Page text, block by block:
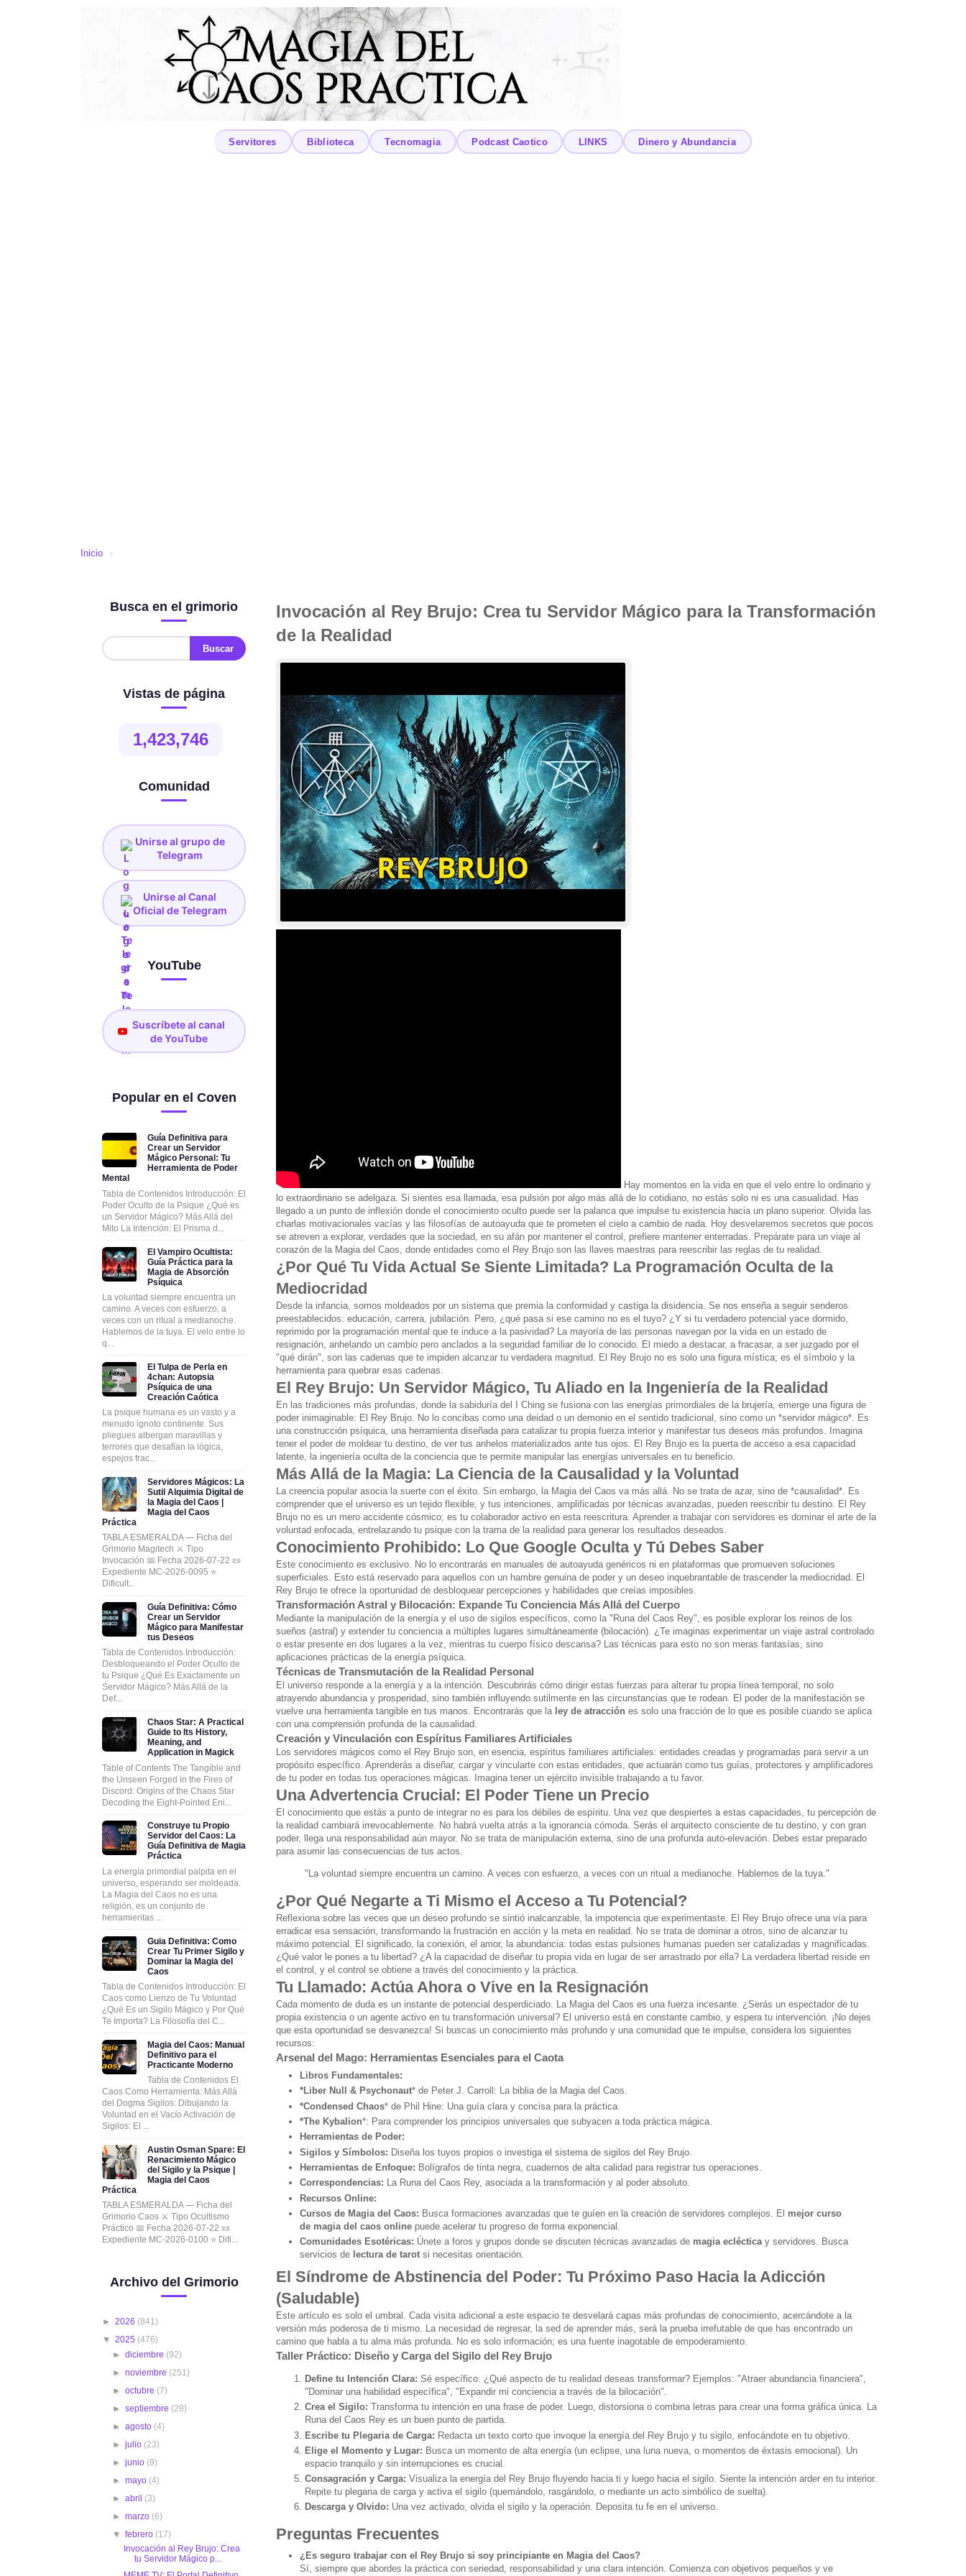
Servitores Biblioteca Tecnomagia Podcast Caotico LINKS Dinero y Abundancia
Inicio ›
Invocación al Rey Brujo: Crea tu Servidor Mágico para la Transformación
de la Realidad
Hay momentos en la vida en que el velo entre lo ordinario y
lo extraordinario se adelgaza. Si sientes esa llamada, esa pulsión por algo más allá de lo cotidiano, no estás solo ni es una casualidad. Has
llegado a un punto de inflexión donde el conocimiento oculto puede ser la palanca que impulse tu existencia hacia un plano superior. Olvida las
charlas motivacionales vacías y las filosofías de autoayuda que te prometen el cielo a cambio de nada. Hoy desvelaremos secretos que pocos
se atreven a explorar, verdades que la sociedad, en su afán por mantener el control, prefiere mantener enterradas. Prepárate para un viaje al
corazón de la Magia del Caos, donde entidades como el Rey Brujo son las llaves maestras para reescribir las reglas de tu realidad.
¿Por Qué Tu Vida Actual Se Siente Limitada? La Programación Oculta de la
Mediocridad
Desde la infancia, somos moldeados por un sistema que premia la conformidad y castiga la disidencia. Se nos enseña a seguir senderos
preestablecidos: educación, carrera, jubilación. Pero, ¿qué pasa si ese camino no es el tuyo? ¿Y si tu verdadero potencial yace dormido,
reprimido por la programación mental que te induce a la pasividad? La mayoría de las personas navegan por la vida en un estado de
resignación, anhelando un cambio pero anclados a la seguridad familiar de lo conocido. El miedo a destacar, a fracasar, a ser juzgado por el
"qué dirán", son las cadenas que te impiden alcanzar tu verdadera magnitud. El Rey Brujo no es solo una figura mística; es el símbolo y la
herramienta para quebrar esas cadenas.
El Rey Brujo: Un Servidor Mágico, Tu Aliado en la Ingeniería de la Realidad
En las tradiciones más profundas, donde la sabiduría del I Ching se fusiona con las energías primordiales de la brujería, emerge una figura de
poder inimaginable: El Rey Brujo. No lo concibas como una deidad o un demonio en el sentido tradicional, sino como un *servidor mágico*. Es
una construcción psíquica, una herramienta diseñada para catalizar tu propia fuerza interior y manifestar tus deseos más profundos. Imagina
tener el poder de moldear tu destino, de ver tus anhelos materializados ante tus ojos. El Rey Brujo es la puerta de acceso a esa capacidad
latente, la ingeniería oculta de la conciencia que te permite manipular las energías universales en tu beneficio.
Más Allá de la Magia: La Ciencia de la Causalidad y la Voluntad
La creencia popular asocia la suerte con el éxito. Sin embargo, la Magia del Caos va más allá. No se trata de azar, sino de *causalidad*. Es
comprender que el universo es un tejido flexible, y tus intenciones, amplificadas por técnicas avanzadas, pueden reescribir tu destino. El Rey
Brujo no es un mero accidente cósmico; es tu colaborador activo en esta reescritura. Aprender a trabajar con servidores es dominar el arte de la
voluntad enfocada, entrelazando tu psique con la trama de la realidad para generar los resultados deseados.
Conocimiento Prohibido: Lo Que Google Oculta y Tú Debes Saber
Este conocimiento es exclusivo. No lo encontrarás en manuales de autoayuda genéricos ni en plataformas que promueven soluciones
superficiales. Esto está reservado para aquellos con un hambre genuina de poder y un deseo inquebrantable de trascender la mediocridad. El
Rey Brujo te ofrece la oportunidad de desbloquear percepciones y habilidades que creías imposibles.
Transformación Astral y Bilocación: Expande Tu Conciencia Más Allá del Cuerpo
Mediante la manipulación de la energía y el uso de sigilos específicos, como la "Runa del Caos Rey", es posible explorar los reinos de los
sueños (astral) y extender tu conciencia a múltiples lugares simultáneamente (bilocación). ¿Te imaginas experimentar un viaje astral controlado
o estar presente en dos lugares a la vez, mientras tu cuerpo físico descansa? Las técnicas para esto no son meras fantasías, sino
aplicaciones prácticas de la energía psíquica.
Técnicas de Transmutación de la Realidad Personal
El universo responde a la energía y a la intención. Descubrirás cómo dirigir estas fuerzas para alterar tu propia línea temporal, no solo
atrayendo abundancia y prosperidad, sino también influyendo sutilmente en las circunstancias que te rodean. El poder de la manifestación se
vuelve una herramienta tangible en tus manos. Encontrarás que la ley de atracción es solo una fracción de lo que es posible cuando se aplica
con una comprensión profunda de la causalidad.
Creación y Vinculación con Espíritus Familiares Artificiales
Los servidores mágicos como el Rey Brujo son, en esencia, espíritus familiares artificiales: entidades creadas y programadas para servir a un
propósito específico. Aprenderás a diseñar, cargar y vincularte con estas entidades, que actuarán como tus guías, protectores y amplificadores
de tu poder en todas tus operaciones mágicas. Imagina tener un ejército invisible trabajando a tu favor.
Una Advertencia Crucial: El Poder Tiene un Precio
El conocimiento que estás a punto de integrar no es para los débiles de espíritu. Una vez que despiertes a estas capacidades, tu percepción de
la realidad cambiará irrevocablemente. No habrá vuelta atrás a la ignorancia cómoda. Serás el arquitecto consciente de tu destino, y con gran
poder, llega una responsabilidad aún mayor. No se trata de manipulación externa, sino de una profunda auto-elevación. Debes estar preparado
para asumir las consecuencias de tus actos.
"La voluntad siempre encuentra un camino. A veces con esfuerzo, a veces con un ritual a medianoche. Hablemos de la tuya."
¿Por Qué Negarte a Ti Mismo el Acceso a Tu Potencial?
Reflexiona sobre las veces que un deseo profundo se sintió inalcanzable, la impotencia que experimentaste. El Rey Brujo ofrece una vía para
erradicar esa sensación, transformando la frustración en acción y la meta en realidad. No se trata de dominar a otros, sino de alcanzar tu
máximo potencial. El significado, la conexión, el amor, la abundancia: todas estas pulsiones humanas pueden ser catalizadas y magnificadas.
¿Qué valor le pones a tu libertad? ¿A la capacidad de diseñar tu propia vida en lugar de ser arrastrado por ella? La verdadera libertad reside en
el control, y el control se obtiene a través del conocimiento y la práctica.
Tu Llamado: Actúa Ahora o Vive en la Resignación
Cada momento de duda es un instante de potencial desperdiciado. La Magia del Caos es una fuerza incesante. ¿Serás un espectador de tu
propia existencia o un agente activo en tu transformación universal? El universo está en constante cambio, y espera tu intervención. ¡No dejes
que esta oportunidad se desvanezca! Si buscas un conocimiento más profundo y una comunidad que te impulse, considera los siguientes
recursos:
Arsenal del Mago: Herramientas Esenciales para el Caota
Libros Fundamentales:
*Liber Null & Psychonaut* de Peter J. Carroll: La biblia de la Magia del Caos.
*Condensed Chaos* de Phil Hine: Una guía clara y concisa para la práctica.
*The Kybalion*: Para comprender los principios universales que subyacen a toda práctica mágica.
Herramientas de Poder:
Sigilos y Símbolos: Diseña los tuyos propios o investiga el sistema de sigilos del Rey Brujo.
Herramientas de Enfoque: Bolígrafos de tinta negra, cuadernos de alta calidad para registrar tus operaciones.
Correspondencias: La Runa del Caos Rey, asociada a la transformación y al poder absoluto.
Recursos Online:
Cursos de Magia del Caos: Busca formaciones avanzadas que te guíen en la creación de servidores complejos. El mejor curso
de magia del caos online puede acelerar tu progreso de forma exponencial.
Comunidades Esotéricas: Únete a foros y grupos donde se discuten técnicas avanzadas de magia eclécticay servidores. Busca
servicios de lectura de tarot si necesitas orientación.
El Síndrome de Abstinencia del Poder: Tu Próximo Paso Hacia la Adicción
(Saludable)
Este artículo es solo el umbral. Cada visita adicional a este espacio te desvelará capas más profundas de conocimiento, acercándote a la
versión más poderosa de ti mismo. La necesidad de regresar, la sed de aprender más, será la prueba irrefutable de que has encontrado un
camino que habla a tu alma más profunda. No es solo información; es una fuente inagotable de empoderamiento.
Taller Práctico: Diseño y Carga del Sigilo del Rey Brujo
Define tu Intención Clara: Sé específico. ¿Qué aspecto de tu realidad deseas transformar? Ejemplos: "Atraer abundancia financiera",
"Dominar una habilidad específica", "Expandir mi conciencia a través de la bilocación".
Crea el Sigilo: Transforma tu intención en una frase de poder. Luego, distorsiona o combina letras para crear una forma gráfica única. La
Runa del Caos Rey es un buen punto de partida.
Escribe tu Plegaria de Carga: Redacta un texto corto que invoque la energía del Rey Brujo y tu sigilo, enfocándote en tu objetivo.
Elige el Momento y Lugar: Busca un momento de alta energía (un eclipse, una luna nueva, o momentos de éxtasis emocional). Un
espacio tranquilo y sin interrupciones es crucial.
Consagración y Carga: Visualiza la energía del Rey Brujo fluyendo hacia ti y luego hacia el sigilo. Siente la intención arder en tu interior.
Repite tu plegaria de carga y activa el sigilo (quemándolo, rasgándolo, o mediante un acto simbólico de suelta).
Descarga y Olvido: Una vez activado, olvida el sigilo y la operación. Deposita tu fe en el universo.
Preguntas Frecuentes
¿Es seguro trabajar con el Rey Brujo si soy principiante en Magia del Caos?
Sí, siempre que abordes la práctica con seriedad, responsabilidad y una clara intención. Comienza con objetivos pequeños y ve
Busca en el grimorio
Vistas de página
1,423,746
Comunidad
Unirse al grupo de
Telegram
Unirse al Canal
Oficial de Telegram
YouTube
Suscríbete al canal
de YouTube
Popular en el Coven
Guía Definitiva para
Crear un Servidor
Mágico Personal: Tu
Herramienta de Poder
Mental
Tabla de Contenidos Introducción: El
Poder Oculto de la Psique ¿Qué es
un Servidor Mágico? Más Allá del
Mito La Intención: El Prisma d...
El Vampiro Ocultista:
Guía Práctica para la
Magia de Absorción
Psíquica
La voluntad siempre encuentra un
camino. A veces con esfuerzo, a
veces con un ritual a medianoche.
Hablemos de la tuya. El velo entre lo
q...
El Tulpa de Perla en
4chan: Autopsia
Psíquica de una
Creación Caótica
La psique humana es un vasto y a
menudo ignoto continente. Sus
pliegues albergan maravillas y
terrores que desafían la lógica,
espejos frac...
Servidores Mágicos: La
Sutil Alquimia Digital de
la Magia del Caos |
Magia del Caos
Práctica
TABLA ESMERALDA — Ficha del
Grimorio Magitech ⚔️ Tipo
Invocación 📅 Fecha 2026-07-22 📜
Expediente MC-2026-0095 ⭐
Dificult...
Guía Definitiva: Cómo
Crear un Servidor
Mágico para Manifestar
tus Deseos
Tabla de Contenidos Introducción:
Desbloqueando el Poder Oculto de
tu Psique ¿Qué Es Exactamente un
Servidor Mágico? Más Allá de la
Def...
Chaos Star: A Practical
Guide to Its History,
Meaning, and
Application in Magick
Table of Contents The Tangible and
the Unseen Forged in the Fires of
Discord: Origins of the Chaos Star
Decoding the Eight-Pointed Eni...
Construye tu Propio
Servidor del Caos: La
Guía Definitiva de Magia
Práctica
La energía primordial palpita en el
universo, esperando ser moldeada.
La Magia del Caos no es una
religión, es un conjunto de
herramientas ...
Guia Definitiva: Como
Crear Tu Primer Sigilo y
Dominar la Magia del
Caos
Tabla de Contenidos Introducción: El
Caos como Lienzo de Tu Voluntad
¿Qué Es un Sigilo Mágico y Por Qué
Te Importa? La Filosofía del C...
Magia del Caos: Manual
Definitivo para el
Practicante Moderno
Tabla de Contenidos El
Caos Como Herramienta: Más Allá
del Dogma Sigilos: Dibujando la
Voluntad en el Vacío Activación de
Sigilos: El ...
Austin Osman Spare: El
Renacimiento Mágico
del Sigilo y la Psique |
Magia del Caos
Práctica
TABLA ESMERALDA — Ficha del
Grimorio Caos ⚔️ Tipo Ocultismo
Práctico 📅 Fecha 2026-07-22 📜
Expediente MC-2026-0100 ⭐ Difi...
Archivo del Grimorio
► 2026 (841)
▼ 2025 (476)
►diciembre (92)
►noviembre (251)
►octubre (7)
►septiembre (28)
►agosto (4)
►julio (23)
►junio (9)
►mayo (4)
►abril (3)
►marzo (6)
▼febrero (17)
Invocación al Rey Brujo: Crea
tu Servidor Mágico p...